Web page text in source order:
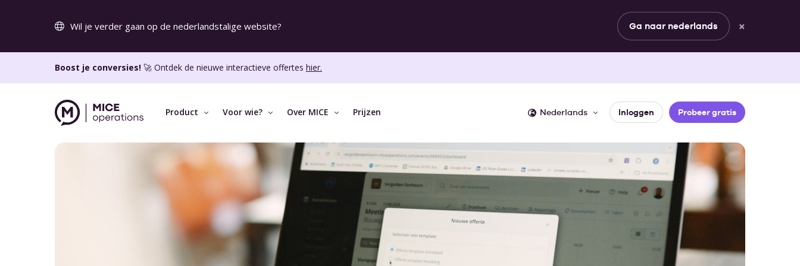
Wil je verder gaan op de nederlandstalige website? Ga naar nederlands ×
Boost je conversies! 🚀 Ontdek de nieuwe interactieve offertes hier.
Product
Online aanvraagmodule
Draai meer sales via je eigen website.
OVERIGE FEATURES
Event dashboard Automatische documenten
Taken Rapportages
Voor wie?
JOUW ROL
Management
Over MICE
Over ons
SUPPORT
Kennisbank
Implementaties
Klantverhalen
Prijzen Nederlands Inloggen Probeer gratis